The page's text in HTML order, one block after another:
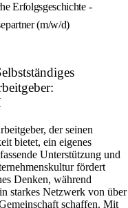
Erfolgsgeschichte -
(m/w/d)
der seinen
bietet, ein eigenes
Unterstützung und
fördert
Denken, während
starkes Netzwerk von über
schaffen. Mit